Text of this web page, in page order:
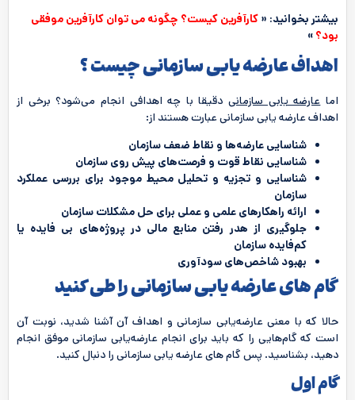
بیشتر بخوانید: « کارآفرین کیست؟ چگونه می توان کارآفرین موفقی
بود؟ »
اهداف عارضه یابی سازمانی چیست ؟
اما عارضه یابی سازمانیدقیقا با چه اهدافی انجام می‌شود؟ برخی از
اهداف عارضه یابی سازمانی عبارت هستند از:
شناسایی عارضه‌ها و نقاط ضعف سازمان
شناسایی نقاط قوت و فرصت‌های پیش روی سازمان
شناسایی و تجزیه و تحلیل محیط موجود برای بررسی عملکرد
سازمان
ارائه راهکارهای علمی و عملی برای حل مشکلات سازمان
جلوگیری از هدر رفتن منابع مالی در پروژه‌های بی فایده یا
کم‌فایده سازمان
بهبود شاخص‌های سودآوری
گام های عارضه یابی سازمانی را طی کنید
حالا که با معنی عارضه‌یابی سازمانی و اهداف آن آشنا شدید، نوبت آن
است که گام‌هایی را که باید برای انجام عارضه‌یابی سازمانی موفق انجام
دهید، بشناسید. پس گام های عارضه یابی سازمانی را دنبال کنید.
گام اول